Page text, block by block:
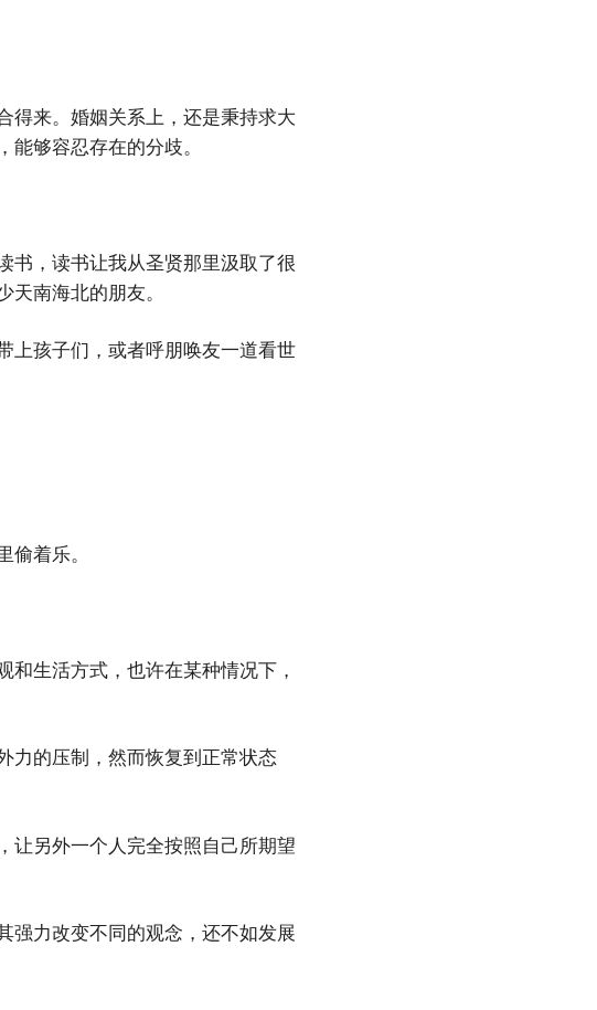
得来。婚姻关系上，还是秉持求大
够容忍存在的分歧。
书，读书让我从圣贤那里汲取了很
南海北的朋友。
上孩子们，或者呼朋唤友一道看世
着乐。
生活方式，也许在某种情况下，
力的压制，然而恢复到正常状态
让另外一个人完全按照自己所期望
强力改变不同的观念，还不如发展